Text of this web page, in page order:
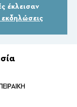
έκλεισαν